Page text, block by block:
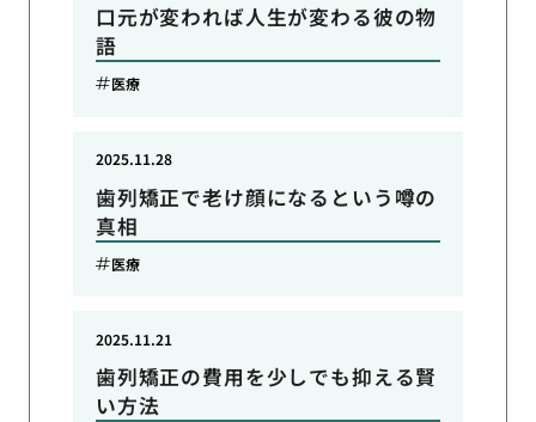
口元が変われば人生が変わる彼の物
語
医療
歯列矯正で老け顔になるという噂の
真相
2025.11.28
医療
歯列矯正の費用を少しでも抑える賢
い方法
2025.11.21